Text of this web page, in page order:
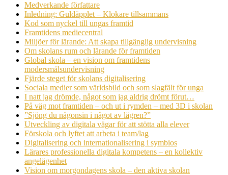
Medverkande författare
Inledning: Guldäpplet – Klokare tillsammans
Kod som nyckel till ungas framtid
Framtidens mediecentral
Miljöer för lärande: Att skapa tillgänglig undervisning
Om skolans rum och lärande för framtiden
Global skola – en vision om framtidens
modersmålsundervisning
Fjärde steget för skolans digitalisering
Sociala medier som världsbild och som slagfält för unga
I natt jag drömde, något som jag aldrig drömt förut…
På väg mot framtiden – och ut i rymden – med 3D i skolan
”Sjöng du någonsin i något av lägren?”
Utveckling av digitala vägar för att stötta alla elever
Förskola och lyftet att arbeta i team/lag
Digitalisering och internationalisering i symbios
Lärares professionella digitala kompetens – en kollektiv
angelägenhet
Vision om morgondagens skola – den aktiva skolan